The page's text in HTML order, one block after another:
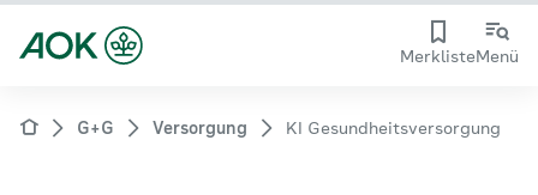
MerklisteMenü
G+G Versorgung KI Gesundheitsversorgung